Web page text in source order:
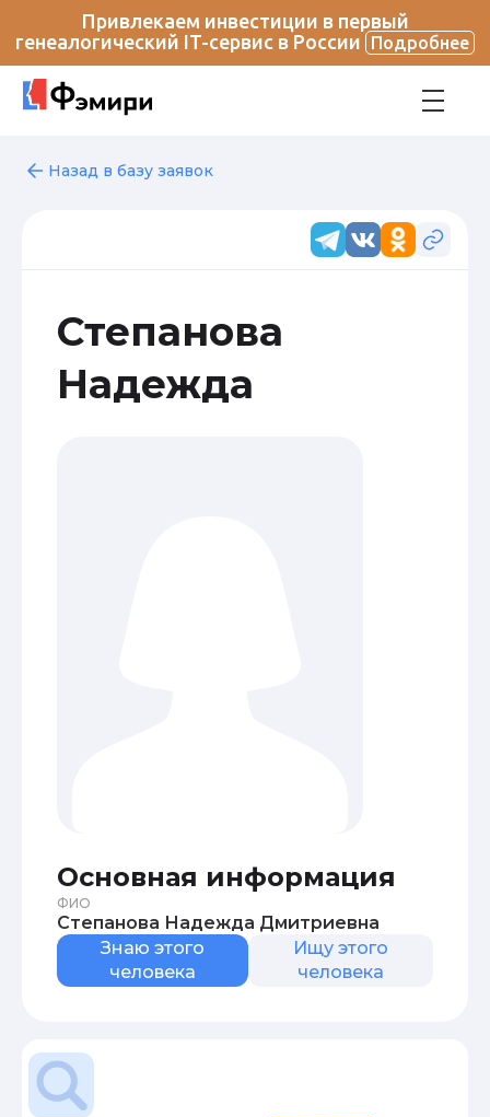
Привлекаем инвестиции в первый
генеалогический IT-сервис в России
Подробнее
Назад в базу заявок
Степанова
Надежда
Основная информация
ФИО
Степанова Надежда Дмитриевна
Знаю этого
человека
Ищу этого
человека